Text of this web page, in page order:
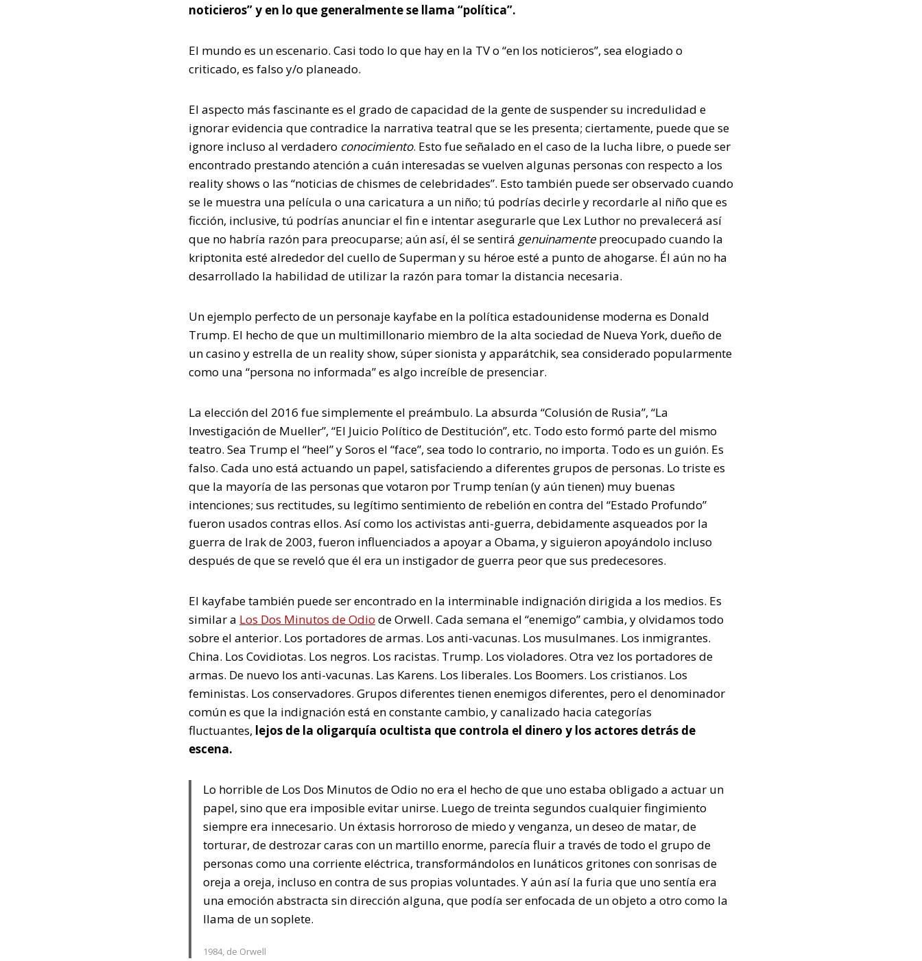
noticieros” y en lo que generalmente se llama “política”.
El mundo es un escenario. Casi todo lo que hay en la TV o “en los noticieros”, sea elogiado o
criticado, es falso y/o planeado.
El aspecto más fascinante es el grado de capacidad de la gente de suspender su incredulidad e
ignorar evidencia que contradice la narrativa teatral que se les presenta; ciertamente, puede que se
ignore incluso al verdadero conocimiento. Esto fue señalado en el caso de la lucha libre, o puede ser
encontrado prestando atención a cuán interesadas se vuelven algunas personas con respecto a los
reality shows o las “noticias de chismes de celebridades”. Esto también puede ser observado cuando
se le muestra una película o una caricatura a un niño; tú podrías decirle y recordarle al niño que es
ficción, inclusive, tú podrías anunciar el fin e intentar asegurarle que Lex Luthor no prevalecerá así
que no habría razón para preocuparse; aún así, él se sentirá genuinamentepreocupado cuando la
kriptonita esté alrededor del cuello de Superman y su héroe esté a punto de ahogarse. Él aún no ha
desarrollado la habilidad de utilizar la razón para tomar la distancia necesaria.
Un ejemplo perfecto de un personaje kayfabe en la política estadounidense moderna es Donald
Trump. El hecho de que un multimillonario miembro de la alta sociedad de Nueva York, dueño de
un casino y estrella de un reality show, súper sionista y apparátchik, sea considerado popularmente
como una “persona no informada” es algo increíble de presenciar.
La elección del 2016 fue simplemente el preámbulo. La absurda “Colusión de Rusia”, “La
Investigación de Mueller”, “El Juicio Político de Destitución”, etc. Todo esto formó parte del mismo
teatro. Sea Trump el “heel” y Soros el “face”, sea todo lo contrario, no importa. Todo es un guión. Es
falso. Cada uno está actuando un papel, satisfaciendo a diferentes grupos de personas. Lo triste es
que la mayoría de las personas que votaron por Trump tenían (y aún tienen) muy buenas
intenciones; sus rectitudes, su legítimo sentimiento de rebelión en contra del “Estado Profundo”
fueron usados contras ellos. Así como los activistas anti-guerra, debidamente asqueados por la
guerra de Irak de 2003, fueron influenciados a apoyar a Obama, y siguieron apoyándolo incluso
después de que se reveló que él era un instigador de guerra peor que sus predecesores.
El kayfabe también puede ser encontrado en la interminable indignación dirigida a los medios. Es
similar a Los Dos Minutos de Odio de Orwell. Cada semana el “enemigo” cambia, y olvidamos todo
sobre el anterior. Los portadores de armas. Los anti-vacunas. Los musulmanes. Los inmigrantes.
China. Los Covidiotas. Los negros. Los racistas. Trump. Los violadores. Otra vez los portadores de
armas. De nuevo los anti-vacunas. Las Karens. Los liberales. Los Boomers. Los cristianos. Los
feministas. Los conservadores. Grupos diferentes tienen enemigos diferentes, pero el denominador
común es que la indignación está en constante cambio, y canalizado hacia categorías
fluctuantes, lejos de la oligarquía ocultista que controla el dinero y los actores detrás de
escena.
Lo horrible de Los Dos Minutos de Odio no era el hecho de que uno estaba obligado a actuar un
papel, sino que era imposible evitar unirse. Luego de treinta segundos cualquier fingimiento
siempre era innecesario. Un éxtasis horroroso de miedo y venganza, un deseo de matar, de
torturar, de destrozar caras con un martillo enorme, parecía fluir a través de todo el grupo de
personas como una corriente eléctrica, transformándolos en lunáticos gritones con sonrisas de
oreja a oreja, incluso en contra de sus propias voluntades. Y aún así la furia que uno sentía era
una emoción abstracta sin dirección alguna, que podía ser enfocada de un objeto a otro como la
llama de un soplete.
1984, de Orwell